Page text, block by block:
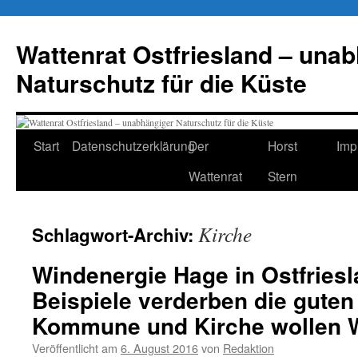
springen
Wattenrat Ostfriesland –
Naturschutz für die Küste
Start DatenschutzerklärungDer
Wattenrat
Horst
Stern
Schlagwort-Archiv: Kirche
Windenergie Hage in
Beispiele verderben die
Kommune und Kirche wollen
Veröffentlicht am 6. August 2016von Redaktion